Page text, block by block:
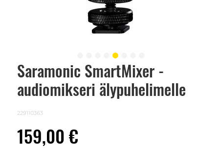
Saramonic SmartMixer -
audiomikseri älypuhelimelle
229110363
159,00 €
Skip
beginning
images